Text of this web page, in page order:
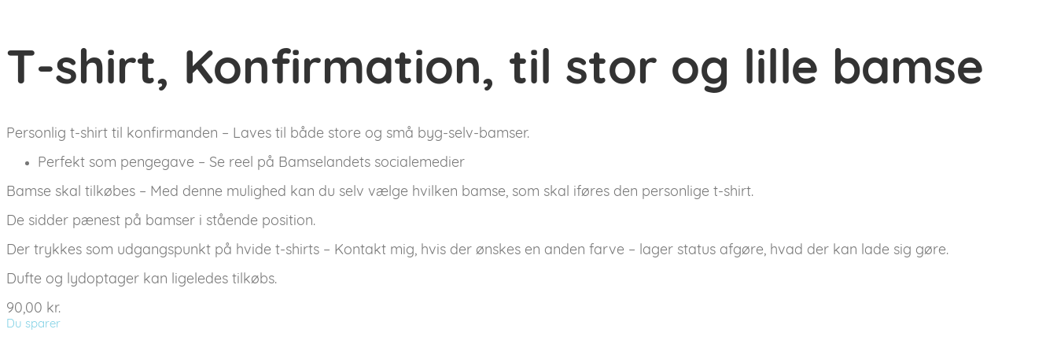
T-shirt, Konfirmation, til stor og lille bamse
Personlig t-shirt til konfirmanden – Laves til både store og små byg-selv-bamser.
Perfekt som pengegave – Se reel på Bamselandets socialemedier
Bamse skal tilkøbes – Med denne mulighed kan du selv vælge hvilken bamse, som skal iføres den personlige t-shirt.
De sidder pænest på bamser i stående position.
Der trykkes som udgangspunkt på hvide t-shirts – Kontakt mig, hvis der ønskes en anden farve – lager status afgøre, hvad der kan lade sig gøre.
Dufte og lydoptager kan ligeledes tilkøbs.
90,00 kr.
Du sparer